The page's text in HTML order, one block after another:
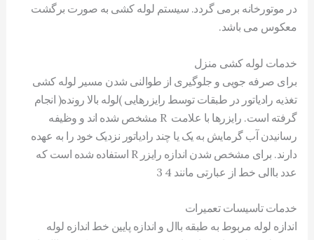
در موتورخانه برمی گردد. سیستم لوله کشی به صورت برگشت
معکوس می باشد.
خدمات لوله کشی منزل
برای صرفه جویی و جلوگیری از طوالنی شدن مسیر لوله کشی
تغذیه رادیاتور در طبقات توسط رایزرهایی )لوله بالا رونده( انجام
گرفته است. رایزرها با علامت R مشخص شده اند و وظیفه
رسانیدن آب گرمایش به یک یا چند رادیاتور نزدیک خود را به عهده
دارند. برای مشخص شدن اندازه رایزر R استفاده شده است که
عدد باالی خط از عبارتی مانند 4 3
خدمات تاسیسات تعمیرات
اندازه لوله مربوط به طبقه باال و اندازه پایین خط اندازه لوله